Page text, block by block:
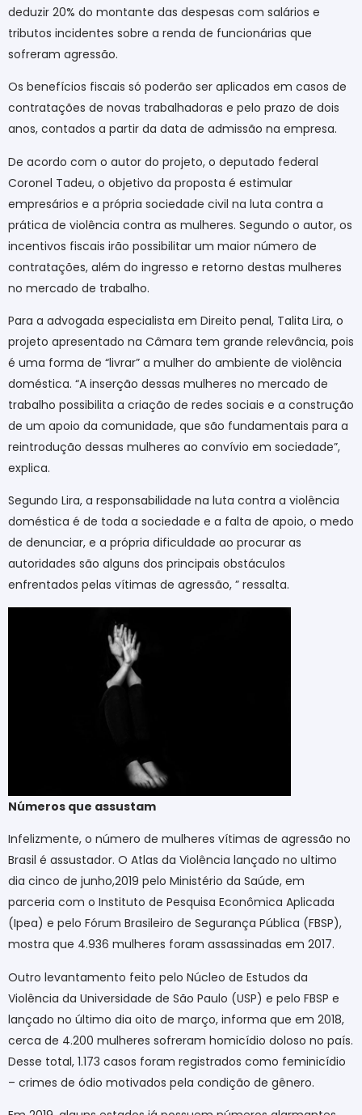
deduzir 20% do montante das despesas com salários e
tributos incidentes sobre a renda de funcionárias que
sofreram agressão.
Os benefícios fiscais só poderão ser aplicados em casos de
contratações de novas trabalhadoras e pelo prazo de dois
anos, contados a partir da data de admissão na empresa.
De acordo com o autor do projeto, o deputado federal
Coronel Tadeu, o objetivo da proposta é estimular
empresários e a própria sociedade civil na luta contra a
prática de violência contra as mulheres. Segundo o autor, os
incentivos fiscais irão possibilitar um maior número de
contratações, além do ingresso e retorno destas mulheres
no mercado de trabalho.
Para a advogada especialista em Direito penal, Talita Lira, o
projeto apresentado na Câmara tem grande relevância, pois
é uma forma de “livrar” a mulher do ambiente de violência
doméstica. “A inserção dessas mulheres no mercado de
trabalho possibilita a criação de redes sociais e a construção
de um apoio da comunidade, que são fundamentais para a
reintrodução dessas mulheres ao convívio em sociedade”,
explica.
Segundo Lira, a responsabilidade na luta contra a violência
doméstica é de toda a sociedade e a falta de apoio, o medo
de denunciar, e a própria dificuldade ao procurar as
autoridades são alguns dos principais obstáculos
enfrentados pelas vítimas de agressão, ” ressalta.
Números que assustam
Infelizmente, o número de mulheres vítimas de agressão no
Brasil é assustador. O Atlas da Violência lançado no ultimo
dia cinco de junho,2019 pelo Ministério da Saúde, em
parceria com o Instituto de Pesquisa Econômica Aplicada
(Ipea) e pelo Fórum Brasileiro de Segurança Pública (FBSP),
mostra que 4.936 mulheres foram assassinadas em 2017.
Outro levantamento feito pelo Núcleo de Estudos da
Violência da Universidade de São Paulo (USP) e pelo FBSP e
lançado no último dia oito de março, informa que em 2018,
cerca de 4.200 mulheres sofreram homicídio doloso no país.
Desse total, 1.173 casos foram registrados como feminicídio
– crimes de ódio motivados pela condição de gênero.